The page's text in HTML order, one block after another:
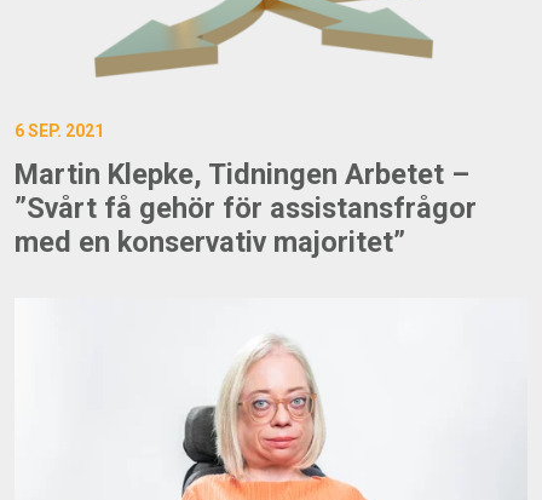
6 SEP. 2021
Martin Klepke, Tidningen Arbetet –
”Svårt få gehör för assistansfrågor
med en konservativ majoritet”